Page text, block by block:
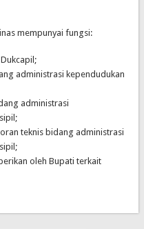
mempunyai fungsi:
administrasi kependudukan
administrasi
teknis bidang administrasi
oleh Bupati terkait